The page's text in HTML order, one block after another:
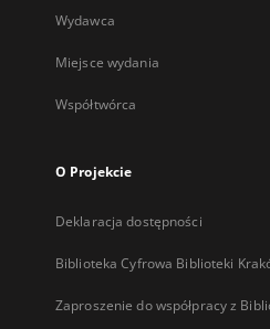
Wydawca
Miejsce wydania
Współtwórca
O Projekcie
Deklaracja dostępności
Biblioteka Cyfrowa Biblioteki
Zaproszenie do współpracy z